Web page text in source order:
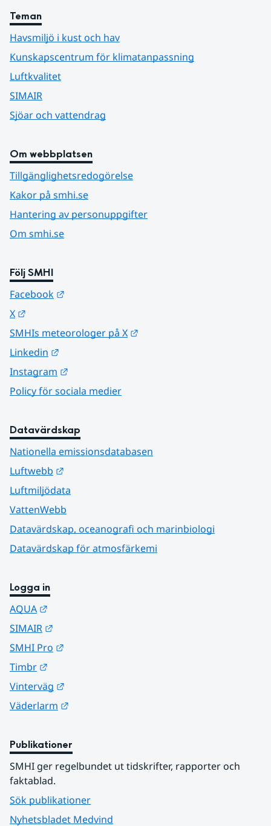
Teman
Havsmiljö i kust och hav
Kunskapscentrum för klimatanpassning
Luftkvalitet
SIMAIR
Sjöar och vattendrag
Om webbplatsen
Tillgänglighetsredogörelse
Kakor på smhi.se
Hantering av personuppgifter
Om smhi.se
Följ SMHI
Facebook
X
SMHIs meteorologer på X
Linkedin
Instagram
Policy för sociala medier
Datavärdskap
Nationella emissionsdatabasen
Luftwebb
Luftmiljödata
VattenWebb
Datavärdskap, oceanografi och marinbiologi
Datavärdskap för atmosfärkemi
Logga in
AQUA
SIMAIR
SMHI Pro
Timbr
Vinterväg
Väderlarm
Publikationer
SMHI ger regelbundet ut tidskrifter, rapporter och
faktablad.
Sök publikationer
Nyhetsbladet Medvind